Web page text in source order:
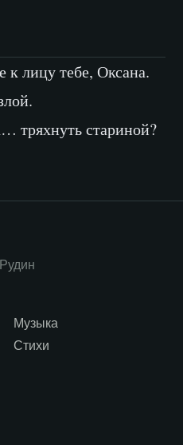
к лицу тебе, Оксана.
тряхнуть стариной?
Музыка
Стихи